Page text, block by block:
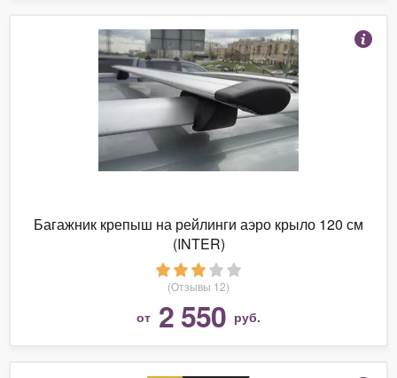
Багажник крепыш на рейлинги аэро крыло 120 см
(INTER)
(Отзывы 12)
от 2 550 руб.